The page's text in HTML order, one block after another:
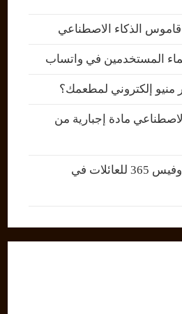
الذكاء الاصطناعي
المستخدمين في واتساب
منيو إلكتروني لمطعمك؟
مادة إجبارية من
أفضل عروض تفعيل أوفيس 365 للعائلات في